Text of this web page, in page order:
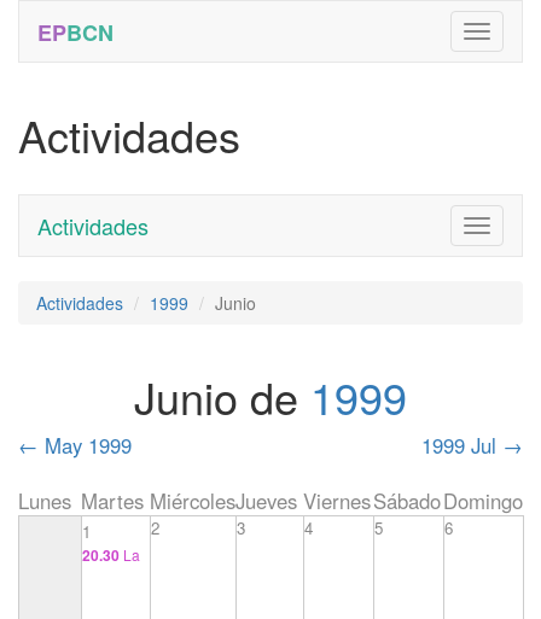
EPBCN
Actividades
Toggle
Actividades
Actividades 1999 Junio
Junio de 1999
← May 1999 1999 Jul →
Lunes Martes MiércolesJueves ViernesSábadoDomingo
1
20.30 La
2 3 4 5 6